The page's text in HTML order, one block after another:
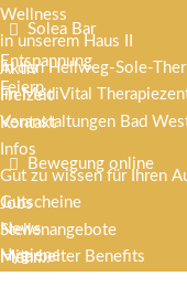
Solea Bar
Entspannung
Feiern
Wellness
in unserem Haus II
in den Hellweg-Sole-
im MediVital
Aktiv
Freizeit
Veranstaltungen Bad
Bewegung online
Kontakt
Infos
Gut zu wissen für Ihren
Gutscheine
News
Hygiene
Jobs
Stellenangebote
Mitarbeiter Benefits
Mehr...